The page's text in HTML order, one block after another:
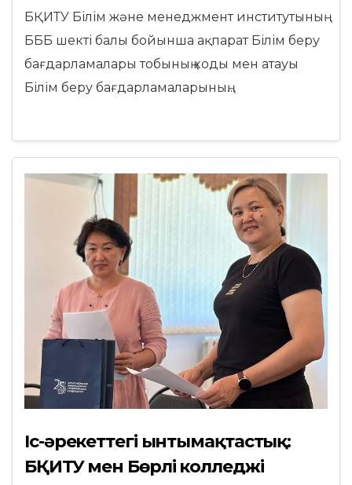
БҚИТУ Білім және менеджмент институтының
БББ шекті балы бойынша ақпарат Білім беру
бағдарламалары тобының коды мен атауы
Білім беру бағдарламаларының…
Іс-әрекеттегі ынтымақтастық:
БҚИТУ мен Бөрлі колледжі